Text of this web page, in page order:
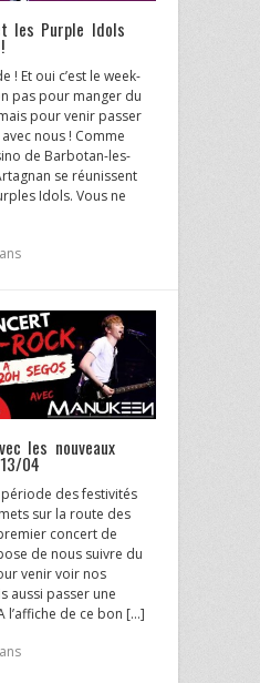
les Purple Idols
! Et oui c’est le week-
pas pour manger du
pour venir passer
nous ! Comme
de Barbotan-les-
se réunissent
Idols. Vous ne
les nouveaux
04
période des festivités
sur la route des
concert de
de nous suivre du
venir voir nos
aussi passer une
l’affiche de ce bon […]